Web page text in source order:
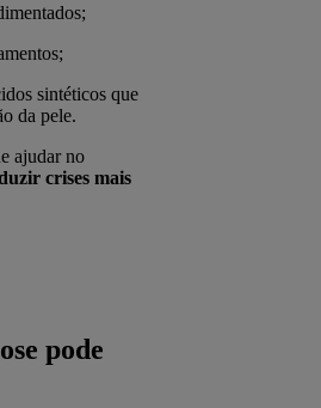
sintéticos que
da pele.
ajudar no
crises mais
pode